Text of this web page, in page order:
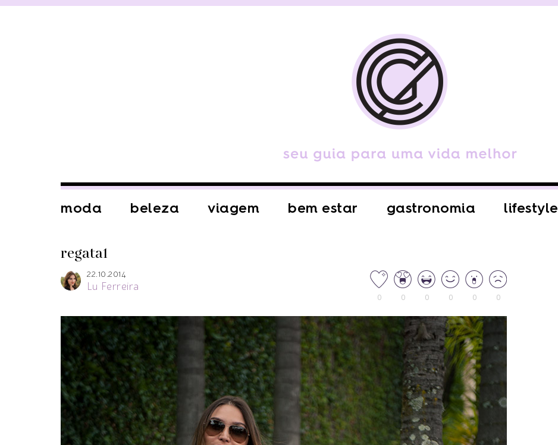
moda beleza viagem bem estar gastronomia lifestyle
regata1
22.10.2014
Lu Ferreira
0 0 0 0 0 0